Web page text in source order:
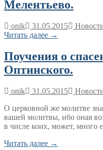
Мелентьево.
onik 31.05.2015
Читать далее →
Поучения о
Оптинского.
onik 31.05.2015
О церковной же молитве
вашей молитвы, ибо оная
в числе коих, может, много
Читать далее →